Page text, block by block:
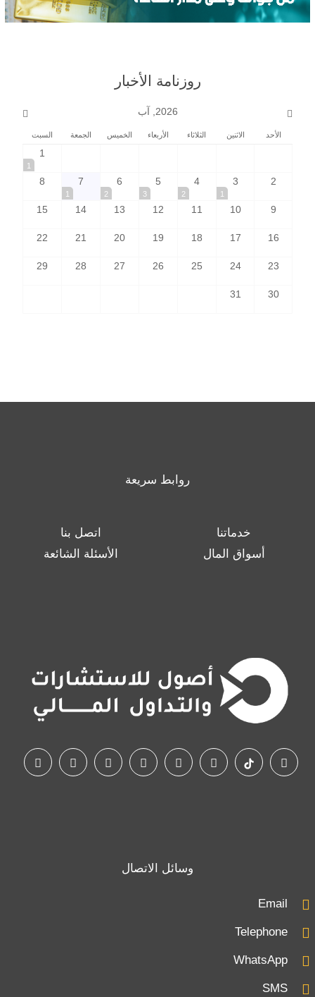
روزنامة الأخبار
2026, آب
الأحد الاثنين الثلاثاء الأربعاء الخميس الجمعة السبت
1
1
2
3
1
4
2
5
3
6
2
7
1
8
9
10
11
12
13
14
15
16
17
18
19
20
21
22
23
24
25
26
27
28
29
30
31
روابط سريعة
خدماتنا
اتصل بنا
أسواق المال
الأسئلة الشائعة
وسائل الاتصال
Email
Telephone
WhatsApp
SMS